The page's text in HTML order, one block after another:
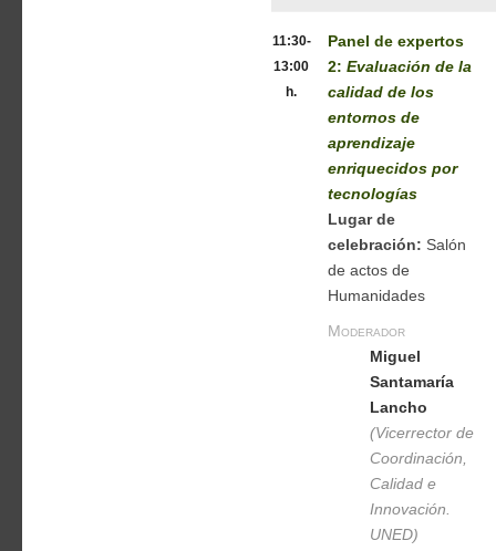
11:30-
13:00
h.
Panel de expertos
2: Evaluación de la
calidad de los
entornos de
aprendizaje
enriquecidos por
tecnologías
Lugar de
celebración: Salón
de actos de
Humanidades
Moderador
Miguel
Santamaría
Lancho
(Vicerrector de
Coordinación,
Calidad e
Innovación.
UNED)